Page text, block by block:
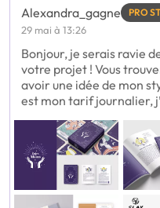
Alexandra_gagne PRO
29 mai à 13:26
Bonjour, je serais ravie
votre projet ! Vous
avoir une idée de mon
est mon tarif journalier, j’